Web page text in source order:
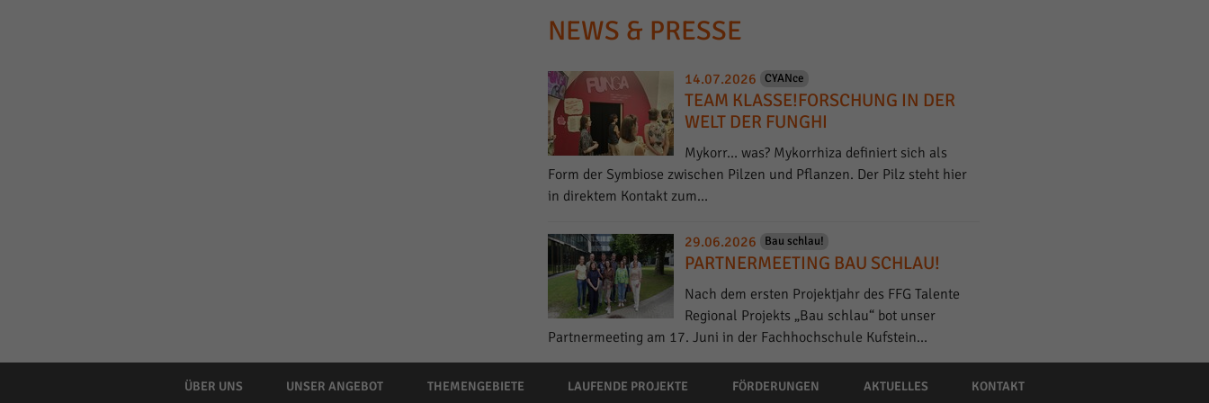
NEWS & PRESSE
14.07.2026 CYANce
TEAM KLASSE!FORSCHUNG IN DER
WELT DER FUNGHI
Mykorr… was? Mykorrhiza definiert sich als
Form der Symbiose zwischen Pilzen und Pflanzen. Der Pilz steht hier
in direktem Kontakt zum…
29.06.2026 Bau schlau!
PARTNERMEETING BAU SCHLAU!
Nach dem ersten Projektjahr des FFG Talente
Regional Projekts „Bau schlau“ bot unser
Partnermeeting am 17. Juni in der Fachhochschule Kufstein…
ÜBER UNS UNSER ANGEBOT THEMENGEBIETE LAUFENDE PROJEKTE FÖRDERUNGEN AKTUELLES KONTAKT